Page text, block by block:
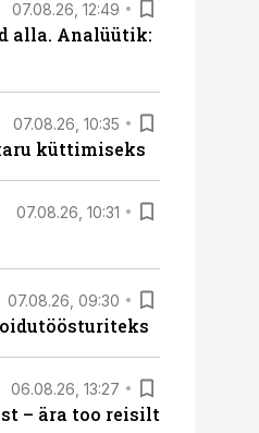
07.08.26, 12:49
alla. Analüütik:
07.08.26, 10:35
küttimiseks
07.08.26, 10:31
07.08.26, 09:30
06.08.26, 13:27
– ära too reisilt